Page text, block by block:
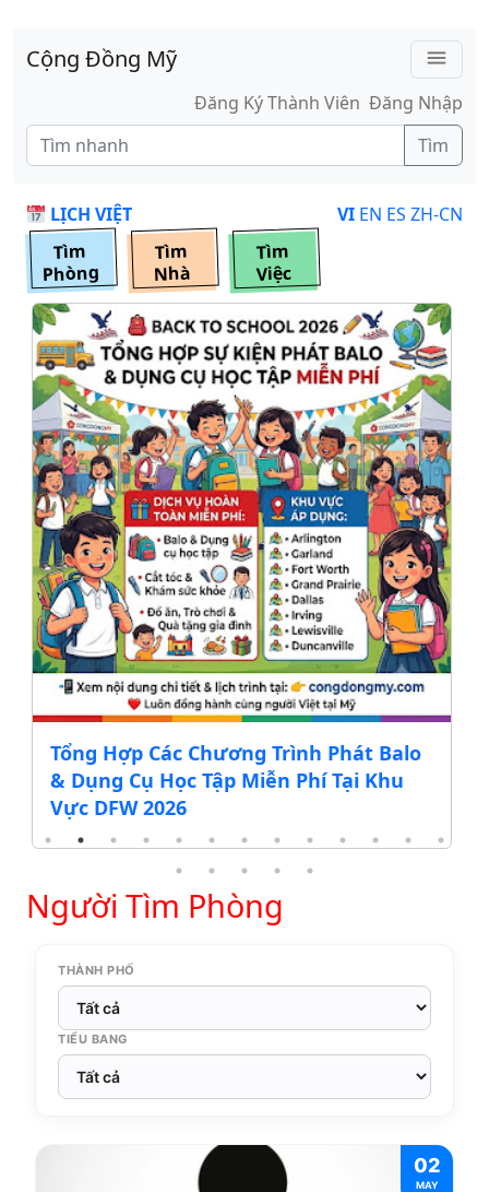
Cộng Đồng Mỹ
menu
Đăng Ký Thành Viên Đăng Nhập
Tìm
LỊCH VIỆT VI EN ES ZH-CN
Tìm
Phòng
Tìm
Nhà
Tìm
Việc
Tổng Hợp Các Chương Trình Phát Balo
& Dụng Cụ Học Tập Miễn Phí Tại Khu
Vực DFW 2026
Người Tìm Phòng
THÀNH PHỐ
TIỂU BANG
02
MAY